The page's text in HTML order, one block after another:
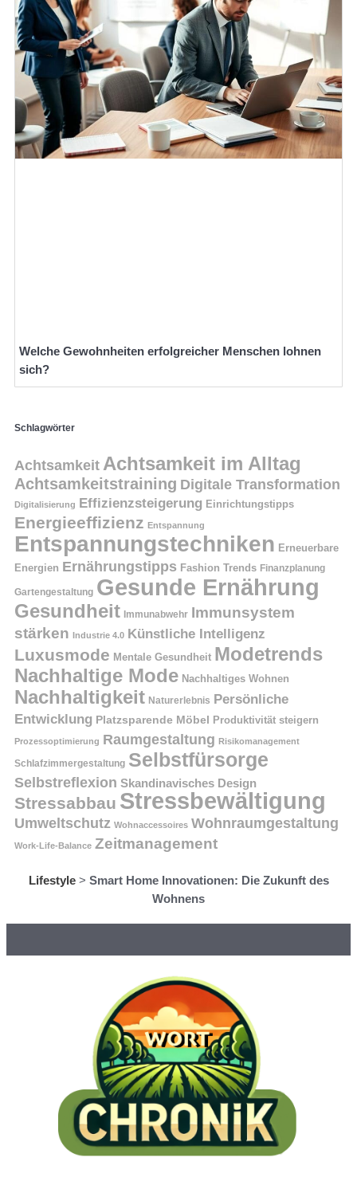
Welche Gewohnheiten erfolgreicher Menschen lohnen
sich?
Schlagwörter
Achtsamkeit Achtsamkeit im Alltag
Achtsamkeitstraining Digitale Transformation
Digitalisierung Effizienzsteigerung Einrichtungstipps
Energieeffizienz Entspannung
Entspannungstechniken Erneuerbare
Energien Ernährungstipps Fashion Trends Finanzplanung
Gartengestaltung Gesunde Ernährung
Gesundheit Immunabwehr Immunsystem
stärken
Industrie 4.0 Künstliche Intelligenz
Luxusmode Mentale Gesundheit Modetrends
Nachhaltige Mode Nachhaltiges Wohnen
Nachhaltigkeit Naturerlebnis Persönliche
Entwicklung Platzsparende Möbel Produktivität steigern
Prozessoptimierung Raumgestaltung Risikomanagement
Schlafzimmergestaltung Selbstfürsorge
Selbstreflexion Skandinavisches Design
Stressabbau Stressbewältigung
Umweltschutz Wohnaccessoires Wohnraumgestaltung
Work-Life-Balance Zeitmanagement
Lifestyle> Smart Home Innovationen: Die Zukunft des
Wohnens